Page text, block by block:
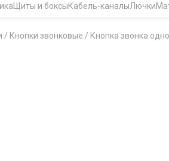
Щиты и боксыКабель-каналыЛючки
/ Кнопки звонковые / Кнопка звонка